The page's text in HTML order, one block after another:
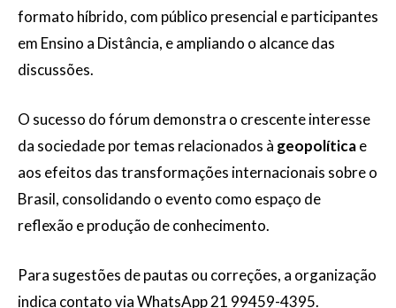
formato híbrido, com público presencial e participantes
em Ensino a Distância, e ampliando o alcance das
discussões.
O sucesso do fórum demonstra o crescente interesse
da sociedade por temas relacionados à geopolíticae
aos efeitos das transformações internacionais sobre o
Brasil, consolidando o evento como espaço de
reflexão e produção de conhecimento.
Para sugestões de pautas ou correções, a organização
indica contato via WhatsApp 21 99459-4395.